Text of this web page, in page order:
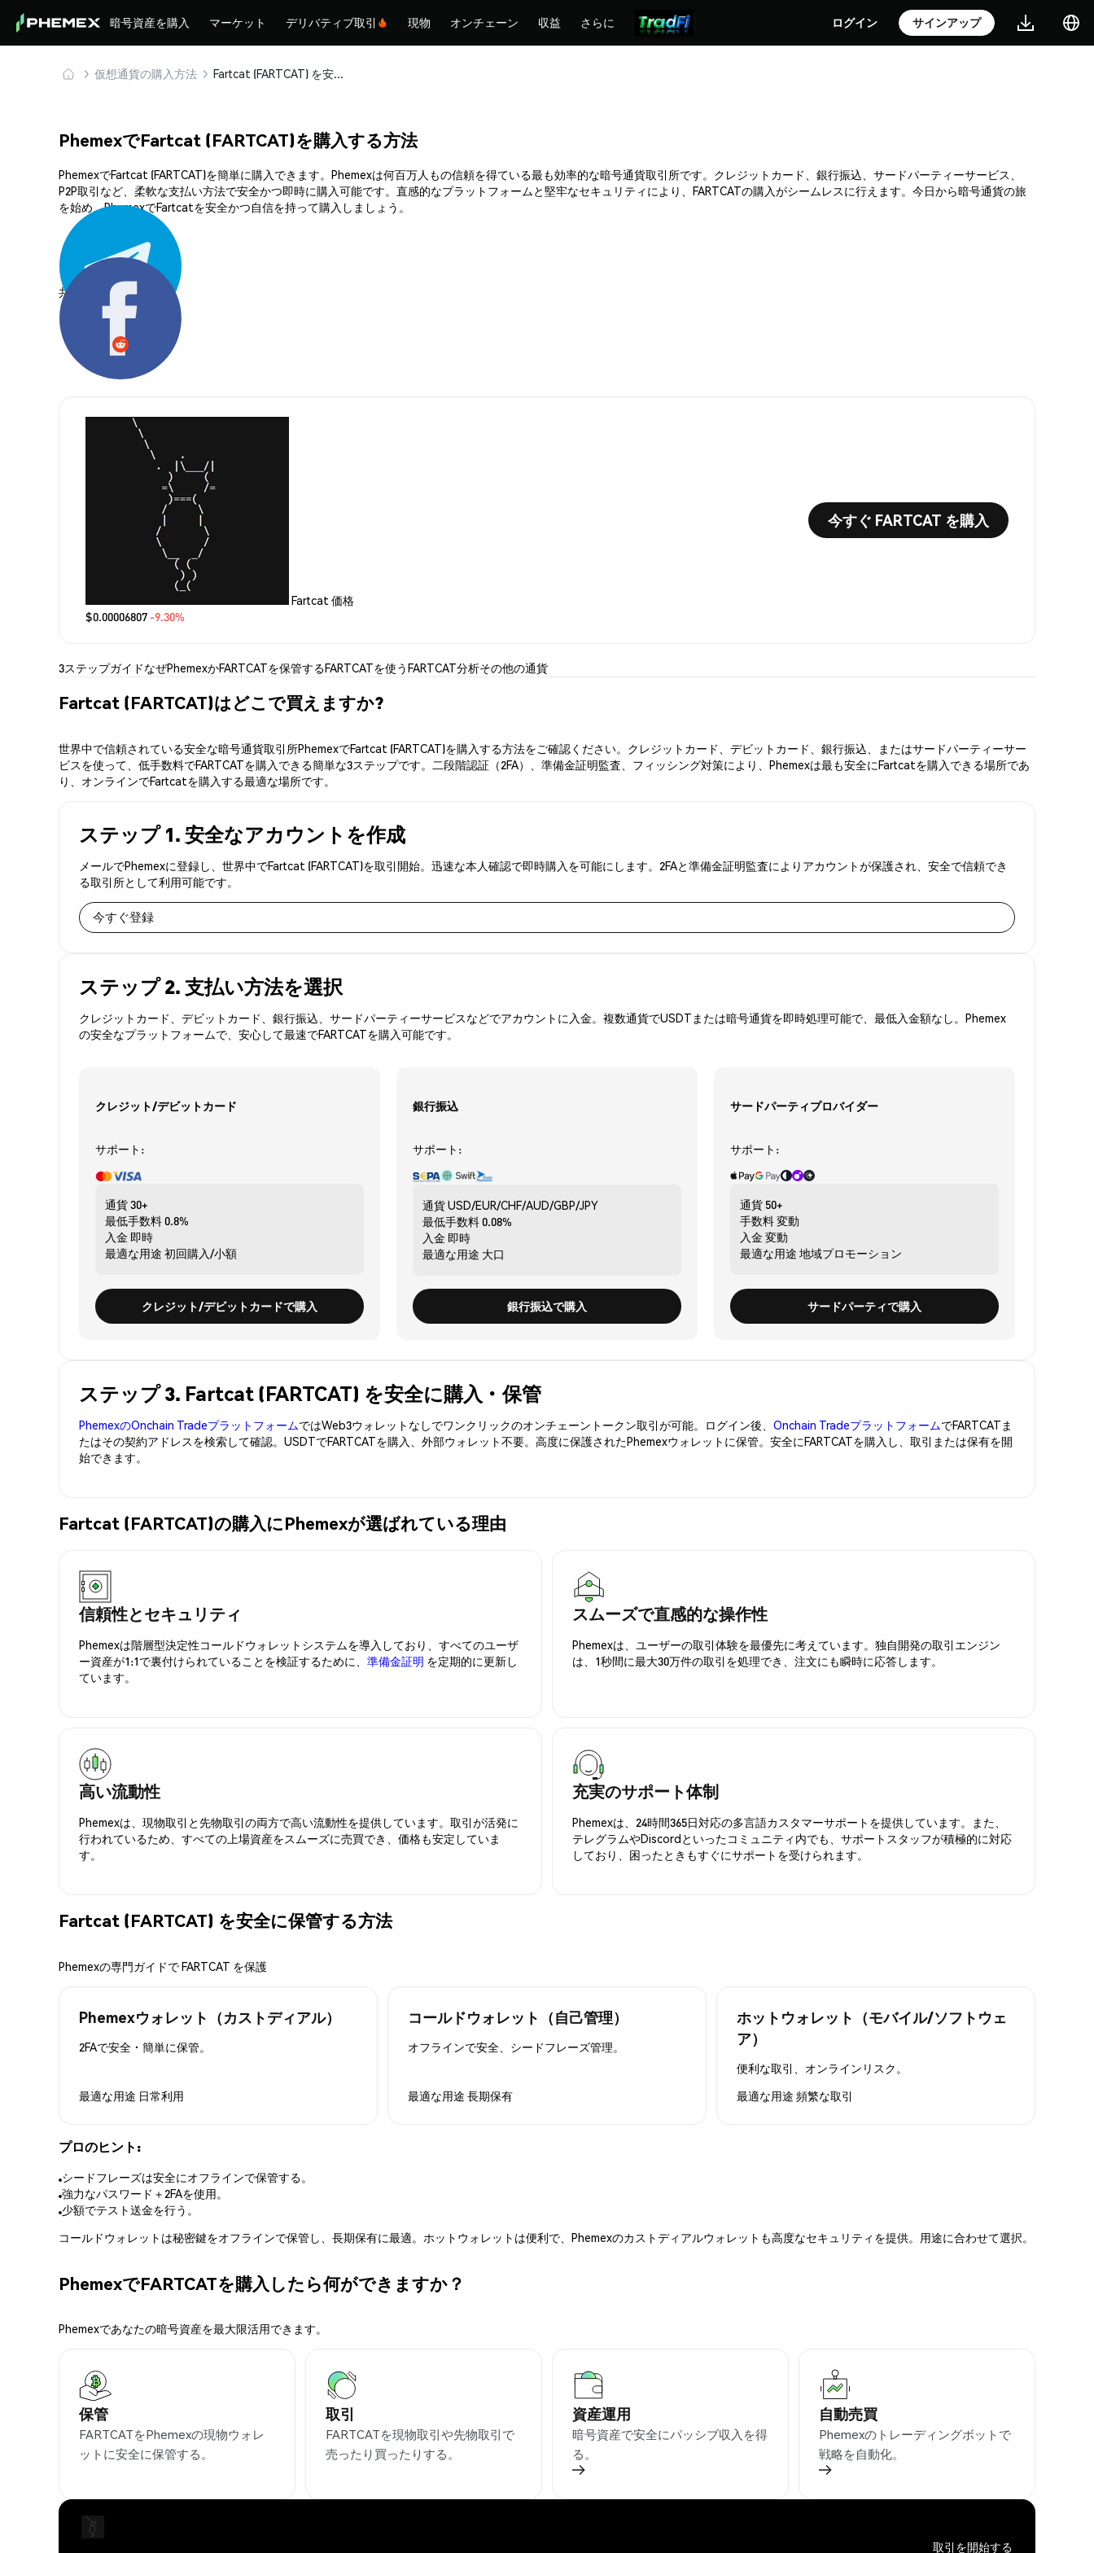
暗号資産を購入 マーケット デリバティブ取引 現物 オンチェーン 収益 さらに ログイン サインアップ
仮想通貨の購入方法 Fartcat (FARTCAT) を安全に購入・保管
PhemexでFartcat (FARTCAT)を購入する方法
PhemexでFartcat (FARTCAT)を簡単に購入できます。Phemexは何百万人もの信頼を得ている最も効率的な暗号通貨取引所です。クレジットカード、銀行振込、サードパーティーサービス、
P2P取引など、柔軟な支払い方法で安全かつ即時に購入可能です。直感的なプラットフォームと堅牢なセキュリティにより、FARTCATの購入がシームレスに行えます。今日から暗号通貨の旅
を始め、PhemexでFartcatを安全かつ自信を持って購入しましょう。
共有する:
Fartcat 価格
$0.00006807 -9.30%
今すぐ FARTCAT を購入
3ステップガイドなぜPhemexかFARTCATを保管するFARTCATを使うFARTCAT分析その他の通貨
Fartcat (FARTCAT)はどこで買えますか?
世界中で信頼されている安全な暗号通貨取引所PhemexでFartcat (FARTCAT)を購入する方法をご確認ください。クレジットカード、デビットカード、銀行振込、またはサードパーティーサー
ビスを使って、低手数料でFARTCATを購入できる簡単な3ステップです。二段階認証（2FA）、準備金証明監査、フィッシング対策により、Phemexは最も安全にFartcatを購入できる場所であ
り、オンラインでFartcatを購入する最適な場所です。
ステップ 1. 安全なアカウントを作成
メールでPhemexに登録し、世界中でFartcat (FARTCAT)を取引開始。迅速な本人確認で即時購入を可能にします。2FAと準備金証明監査によりアカウントが保護され、安全で信頼でき
る取引所として利用可能です。
今すぐ登録
ステップ 2. 支払い方法を選択
クレジットカード、デビットカード、銀行振込、サードパーティーサービスなどでアカウントに入金。複数通貨でUSDTまたは暗号通貨を即時処理可能で、最低入金額なし。Phemex
の安全なプラットフォームで、安心して最速でFARTCATを購入可能です。
クレジット/デビットカード
サポート:
通貨30+
最低手数料0.8%
入金 即時
最適な用途 初回購入/小額
クレジット/デビットカードで購入
銀行振込
サポート:
通貨USD/EUR/CHF/AUD/GBP/JPY
最低手数料0.08%
入金 即時
最適な用途 大口
銀行振込で購入
サードパーティプロバイダー
サポート:
通貨 50+
手数料変動
入金 変動
最適な用途 地域プロモーション
サードパーティで購入
ステップ 3. Fartcat (FARTCAT) を安全に購入・保管
PhemexのOnchain TradeプラットフォームではWeb3ウォレットなしでワンクリックのオンチェーントークン取引が可能。ログイン後、 Onchain TradeプラットフォームでFARTCATま
たはその契約アドレスを検索して確認。USDTでFARTCATを購入、外部ウォレット不要。高度に保護されたPhemexウォレットに保管。安全にFARTCATを購入し、取引または保有を開
始できます。
Fartcat (FARTCAT)の購入にPhemexが選ばれている理由
信頼性とセキュリティ
Phemexは階層型決定性コールドウォレットシステムを導入しており、すべてのユーザ
ー資産が1:1で裏付けられていることを検証するために、 準備金証明 を定期的に更新し
ています。
スムーズで直感的な操作性
Phemexは、ユーザーの取引体験を最優先に考えています。独自開発の取引エンジン
は、1秒間に最大30万件の取引を処理でき、注文にも瞬時に応答します。
高い流動性
Phemexは、現物取引と先物取引の両方で高い流動性を提供しています。取引が活発に
行われているため、すべての上場資産をスムーズに売買でき、価格も安定していま
す。
充実のサポート体制
Phemexは、24時間365日対応の多言語カスタマーサポートを提供しています。また、
テレグラムやDiscordといったコミュニティ内でも、サポートスタッフが積極的に対応
しており、困ったときもすぐにサポートを受けられます。
Fartcat (FARTCAT) を安全に保管する方法
Phemexの専門ガイドで FARTCAT を保護
Phemexウォレット（カストディアル）
2FAで安全・簡単に保管。
最適な用途 日常利用
コールドウォレット（自己管理）
オフラインで安全、シードフレーズ管理。
最適な用途 長期保有
ホットウォレット（モバイル/ソフトウェ
ア）
便利な取引、オンラインリスク。
最適な用途 頻繁な取引
プロのヒント:
シードフレーズは安全にオフラインで保管する。
強力なパスワード＋2FAを使用。
少額でテスト送金を行う。
コールドウォレットは秘密鍵をオフラインで保管し、長期保有に最適。ホットウォレットは便利で、Phemexのカストディアルウォレットも高度なセキュリティを提供。用途に合わせて選択。
PhemexでFARTCATを購入したら何ができますか？
Phemexであなたの暗号資産を最大限活用できます。
保管
FARTCATをPhemexの現物ウォレ
ットに安全に保管する。
取引
FARTCATを現物取引や先物取引で
売ったり買ったりする。
資産運用
暗号資産で安全にパッシブ収入を得
る。
自動売買
Phemexのトレーディングボットで
戦略を自動化。
取引を開始する